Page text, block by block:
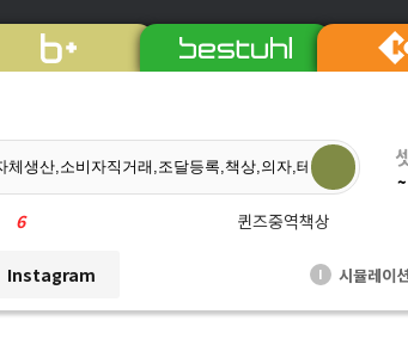
7
듀오백체어
EL프리미엄파티션
Instagram I 시뮬레이션